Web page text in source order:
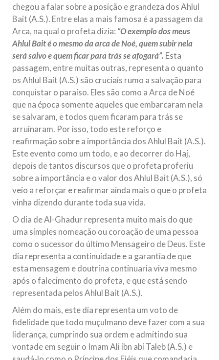
chegou a falar sobre a posição e grandeza dos Ahlul
Bait (A.S.). Entre elas a mais famosa é a passagem da
Arca, na qual o profeta dizia: “O exemplo dos meus
Ahlul Bait é o mesmo da arca de Noé, quem subir nela
será salvo e quem ficar para trás se afogará”. Esta
passagem, entre muitas outras, representa o quanto
os Ahlul Bait (A.S.) são cruciais rumo a salvação para
conquistar o paraíso. Eles são como a Arca de Noé
que na época somente aqueles que embarcaram nela
se salvaram, e todos quem ficaram para trás se
arruinaram. Por isso, todo este reforço e
reafirmação sobre a importância dos Ahlul Bait (A.S.).
Este evento como um todo, e ao decorrer do Haj,
depois de tantos discursos que o profeta proferiu
sobre a importância e o valor dos Ahlul Bait (A.S.), só
veio a reforçar e reafirmar ainda mais o que o profeta
vinha dizendo durante toda sua vida.
O dia de Al-Ghadur representa muito mais do que
uma simples nomeação ou coroação de uma pessoa
como o sucessor do último Mensageiro de Deus. Este
dia representa a continuidade e a garantia de que
esta mensagem e doutrina continuaria viva mesmo
após o falecimento do profeta, e que está sendo
representada pelos Ahlul Bait (A.S.).
Além do mais, este dia representa um voto de
fidelidade que todo muçulmano deve fazer com a sua
liderança, cumprindo sua ordem e admitindo sua
vontade em seguir o Imam Ali ibn abi Taleb (A.S.) e